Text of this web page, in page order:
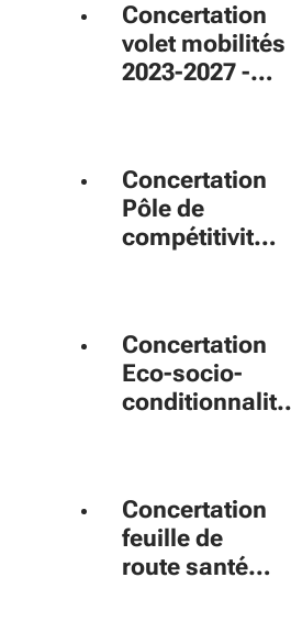
Concertation
volet mobilités
2023-2027 -
Concertation
Pôle de
compétitivité
Concertation
Eco-socio-
conditionnalité
Concertation
feuille de
route santé